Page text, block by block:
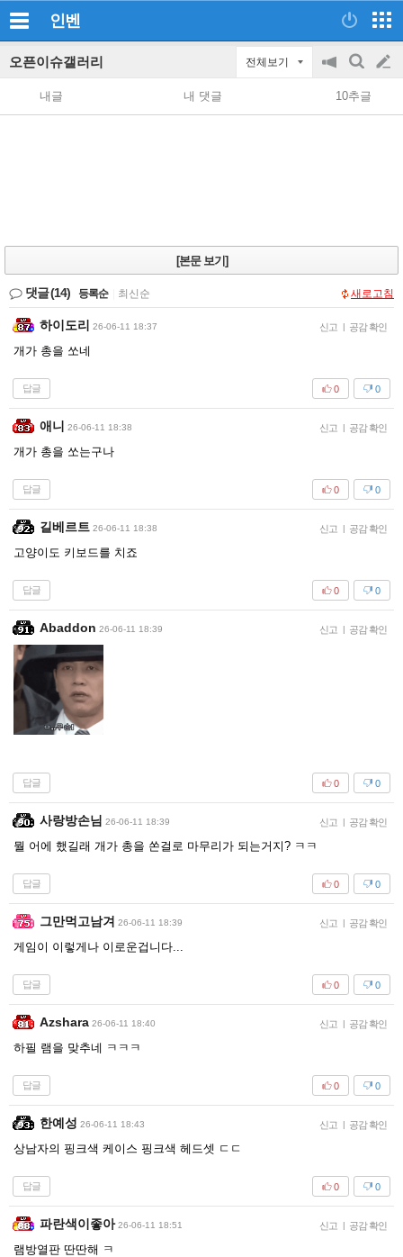
인벤
오픈이슈갤러리 전체보기
공
지
on/off
검
색
글
쓰
내글 내 댓글 10추글
[본문 보기]
댓글(14) 등록순 최신순 새로고침
하이도리 26-06-11 18:37 신고 | 공감 확인
개가 총을 쏘네
답글 0
0
애니 26-06-11 18:38 신고 | 공감 확인
개가 총을 쏘는구나
답글 0
0
길베르트 26-06-11 18:38 신고 | 공감 확인
고양이도 키보드를 치죠
답글 0
0
Abaddon 26-06-11 18:39 신고 | 공감 확인
답글 0
0
사랑방손님 26-06-11 18:39 신고 | 공감 확인
뭘 어에 했길래 개가 총을 쏜걸로 마무리가 되는거지? ㅋㅋ
답글 0
0
그만먹고남겨 26-06-11 18:39 신고 | 공감 확인
게임이 이렇게나 이로운겁니다...
답글 0
0
Azshara 26-06-11 18:40 신고 | 공감 확인
하필 램을 맞추네 ㅋㅋㅋ
답글 0
0
한예성 26-06-11 18:43 신고 | 공감 확인
상남자의 핑크색 케이스 핑크색 헤드셋 ㄷㄷ
답글 0
0
파란색이좋아 26-06-11 18:51 신고 | 공감 확인
램방열판 딴딴해 ㅋ